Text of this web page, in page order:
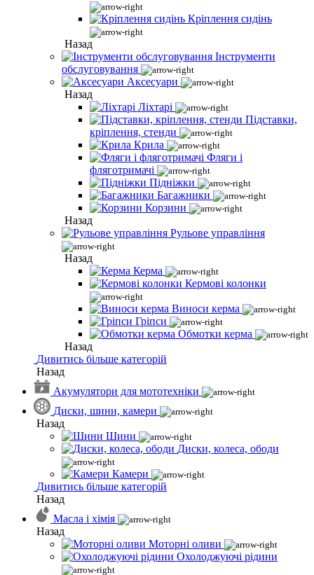
Кріплення сидінь
Назад
Інструменти
обслуговування
Аксесуари
Назад
Ліхтарі
Підставки,
кріплення, стенди
Крила
Фляги і
фляготримачі
Підніжки
Багажники
Корзини
Назад
Рульове управління
Назад
Керма
Кермові колонки
Виноси керма
Гріпси
Обмотки керма
Назад
Дивитись більше категорій
Назад
Акумулятори для мототехніки
Диски, шини, камери
Назад
Шини
Диски, колеса, ободи
Камери
Дивитись більше категорій
Назад
Масла і хімія
Назад
Моторні оливи
Охолоджуючі рідини